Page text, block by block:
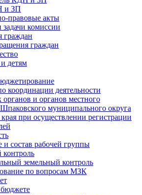
и ЗП
правовые акты
комиссии
граждан
граждан
детям
координации деятельности
органов и органов местного
муниципального округа
края при осуществлении регистрации
состав рабочей группы
земельный контроль
по вопросам МЗК